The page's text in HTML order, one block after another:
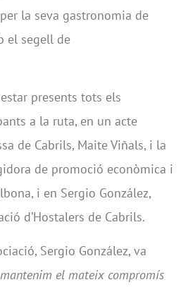
la seva gastronomia de
el segell de
presents tots els
a la ruta, en un acte
de Cabrils, Maite Viñals, i la
de promoció econòmica i
i en Sergio González,
d’Hostalers de Cabrils.
Sergio González, va
el mateix compromís